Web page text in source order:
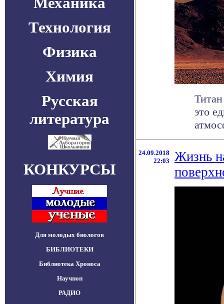
Технология
Физика
Химия
Русская
литература
КОНКУРСЫ
Для молодых биологов
БИБЛИОТЕКИ
Библиотека Хроноса
Научпоп
РАДИО
это
24.09.2018
22:03
Жизнь